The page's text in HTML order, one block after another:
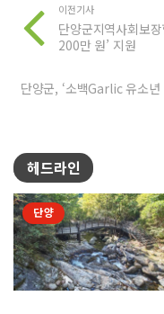
이전기사
단양군지역사회보
200만 원’ 지원
단양군, ‘소백Garlic 유소
헤드라인
단양